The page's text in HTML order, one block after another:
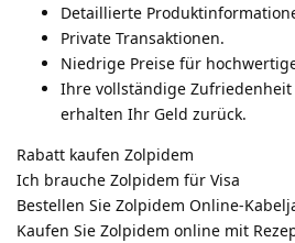
Detaillierte
Private Transaktionen.
Niedrige Preise für
Ihre vollständige
erhalten Ihr Geld zurück.
Rabatt kaufen Zolpidem
Ich brauche Zolpidem für Visa
Bestellen Sie Zolpidem Online-
Kaufen Sie Zolpidem online mit